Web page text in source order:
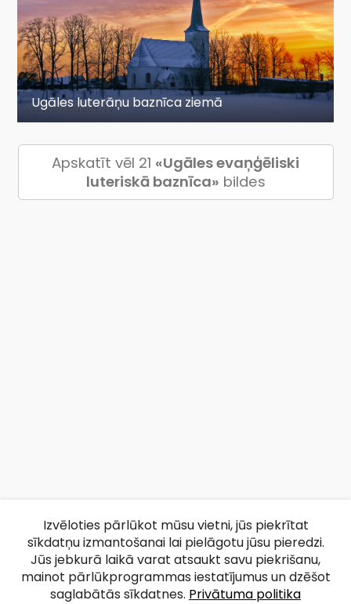
Ugāles luterāņu baznīca ziemā
Apskatīt vēl 21 «Ugāles evaņģēliski
luteriskā baznīca» bildes
Izvēloties pārlūkot mūsu vietni, jūs piekrītat
sīkdatņu izmantošanai lai pielāgotu jūsu pieredzi.
Jūs jebkurā laikā varat atsaukt savu piekrišanu,
mainot pārlūkprogrammas iestatījumus un dzēšot
saglabātās sīkdatnes. Privātuma politika